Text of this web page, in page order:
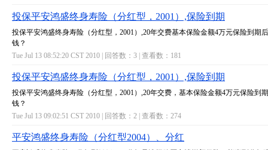
投保平安鸿盛终身寿险（分红型，2001）,保险到期
投保平安鸿盛终身寿险（分红型，2001）,20年交费基本保险金额4万元保险到期
钱？
Tue Jul 13 08:52:20 CST 2010 | 回答数： 3 | 查看数： 181
投保平安鸿盛终身寿险（分红型，2001）,保险到期
投保平安鸿盛终身寿险（分红型，2001）,20年交费，基本保险金额4万元保险到
钱？
Tue Jul 13 09:02:51 CST 2010 | 回答数： 2 | 查看数： 274
平安鸿盛终身寿险（分红型2004）、分红